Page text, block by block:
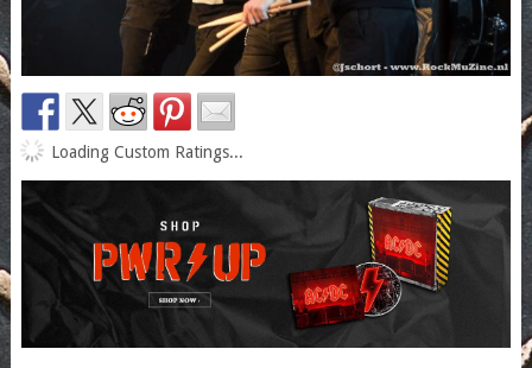
Loading Custom Ratings...